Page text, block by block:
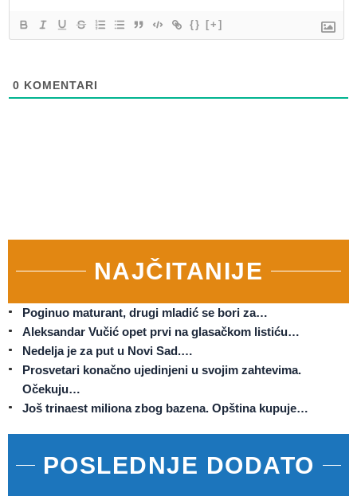
{} [+]
0 KOMENTARI
NAJČITANIJE
Poginuo maturant, drugi mladić se bori za…
Aleksandar Vučić opet prvi na glasačkom listiću…
Nedelja je za put u Novi Sad.…
Prosvetari konačno ujedinjeni u svojim zahtevima.
Očekuju…
Još trinaest miliona zbog bazena. Opština kupuje…
POSLEDNJE DODATO